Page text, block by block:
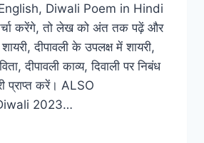
English, Diwali Poem in Hindi
करेंगे, तो लेख को अंत तक पढ़ें और
दीपावली के उपलक्ष में शायरी,
दीपावली काव्य, दिवाली पर निबंध
प्राप्त करें। ALSO
2023…